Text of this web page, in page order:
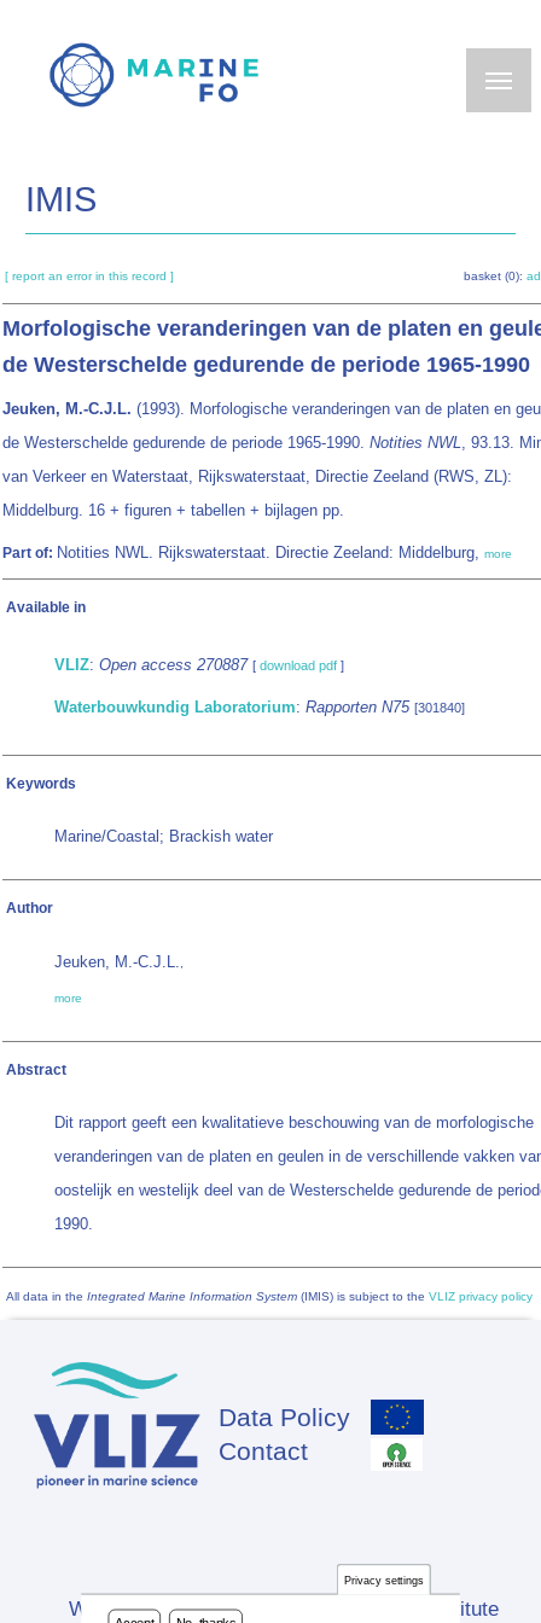
main
IMIS
[ report an error in this record ] basket (0):
Morfologische veranderingen van de platen en
de Westerschelde gedurende de periode 1965-1990
Jeuken, M.-C.J.L. (1993). Morfologische veranderingen van de platen en
de Westerschelde gedurende de periode 1965-1990. Notities NWL, 93.13.
van Verkeer en Waterstaat, Rijkswaterstaat, Directie Zeeland (RWS, ZL):
Middelburg. 16 + figuren + tabellen + bijlagen pp.
Part of: Notities NWL. Rijkswaterstaat. Directie Zeeland: Middelburg, more
Available in
VLIZ: Open access 270887 [ download pdf ]
Waterbouwkundig Laboratorium: Rapporten N75 [301840]
Keywords
Marine/Coastal; Brackish water
Author
Jeuken, M.-C.J.L.,
more
Abstract
Dit rapport geeft een kwalitatieve beschouwing van de morfologische
veranderingen van de platen en geulen in de verschillende vakken
oostelijk en westelijk deel van de Westerschelde gedurende de
1990.
All data in the Integrated Marine Information System (IMIS) is subject to the VLIZ privacy policy
Footer
Data Policy
Contact
Website developed by Flanders Marine Institute
Privacy settings